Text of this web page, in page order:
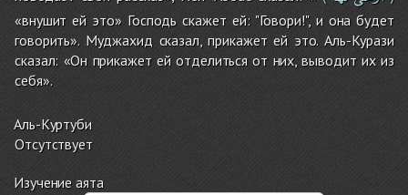
«внушит ей это» Господь скажет ей: "Говори!", и она будет
говорить». Муджахид сказал, прикажет ей это. Аль-Курази
сказал: «Он прикажет ей отделиться от них, выводит их из
себя».
Аль-Куртуби
Отсутствует
Изучение аята